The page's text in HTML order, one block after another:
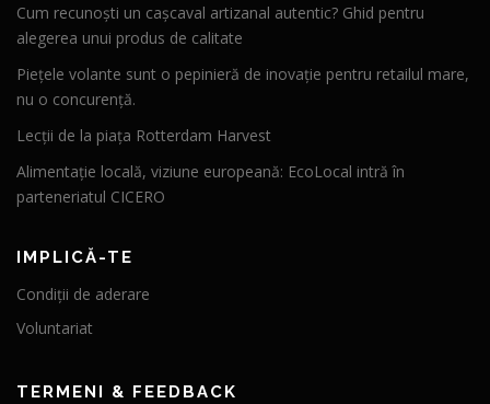
Cum recunoști un cașcaval artizanal autentic? Ghid pentru
alegerea unui produs de calitate
Piețele volante sunt o pepinieră de inovație pentru retailul mare,
nu o concurență.
Lecții de la piața Rotterdam Harvest
Alimentație locală, viziune europeană: EcoLocal intră în
parteneriatul CICERO
IMPLICĂ-TE
Condiții de aderare
Voluntariat
TERMENI & FEEDBACK